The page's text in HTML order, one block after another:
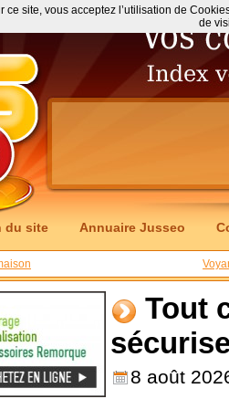
du site Annuaire Jusseo
Tout
8 août
ce site, vous acceptez l’utilisation de
de